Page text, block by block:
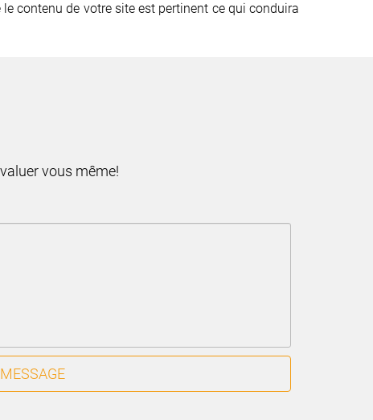
contenu de votre site est pertinent ce qui conduira
vous même!